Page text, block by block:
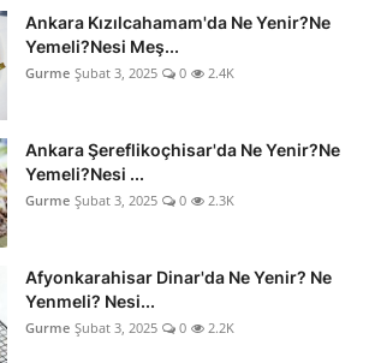
Ankara Kızılcahamam'da Ne Yenir?Ne
Yemeli?Nesi Meş...
Gurme Şubat 3, 2025 0 2.4K
Ankara Şereflikoçhisar'da Ne Yenir?Ne
Yemeli?Nesi ...
Gurme Şubat 3, 2025 0 2.3K
Afyonkarahisar Dinar'da Ne Yenir? Ne
Yenmeli? Nesi...
Gurme Şubat 3, 2025 0 2.2K